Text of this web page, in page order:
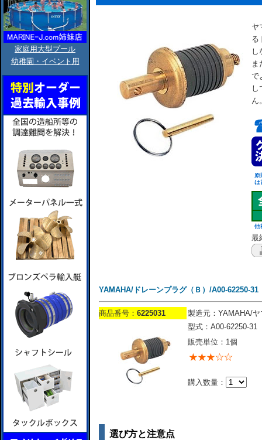
家庭用大型プール
幼稚園・イベント用
ヤ
る
し
ま
で
し
ん
最
YAMAHA/ドレーンプラグ（Ｂ）/A00-62250-31
商品番号： 6225031
製造元：YAMAHA/
型式：A00-62250-31
販売単位：1個
購入数量：
選び方と注意点